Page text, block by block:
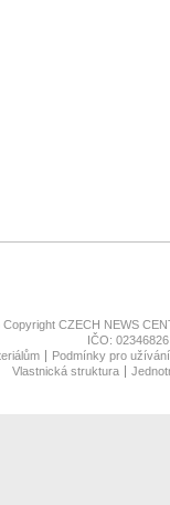
CZECH NEWS
IČO:
Podmínky pro
Vlastnická struktura